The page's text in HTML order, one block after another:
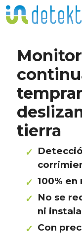
Saltar
al
tierra
100%
No se
ni
Con